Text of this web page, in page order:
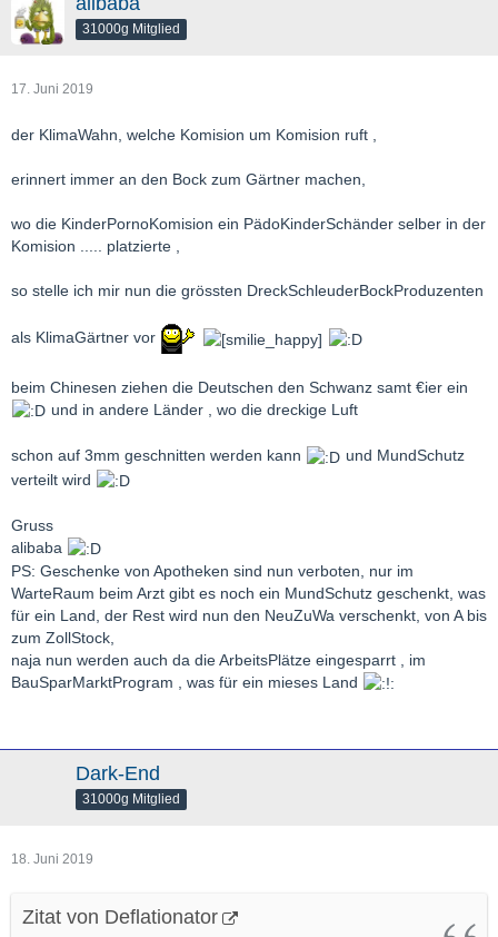
31000g Mitglied
17. Juni 2019
der KlimaWahn, welche Komision um Komision ruft ,
erinnert immer an den Bock zum Gärtner machen,
wo die KinderPornoKomision ein PädoKinderSchänder selber in der
Komision ..... platzierte ,
so stelle ich mir nun die grössten DreckSchleuderBockProduzenten
als KlimaGärtner vor
beim Chinesen ziehen die Deutschen den Schwanz samt €ier ein
und in andere Länder , wo die dreckige Luft
schon auf 3mm geschnitten werden kann
und MundSchutz
verteilt wird
Gruss
alibaba
PS: Geschenke von Apotheken sind nun verboten, nur im
WarteRaum beim Arzt gibt es noch ein MundSchutz geschenkt, was
für ein Land, der Rest wird nun den NeuZuWa verschenkt, von A bis
zum ZollStock,
naja nun werden auch da die ArbeitsPlätze eingesparrt , im
BauSparMarktProgram , was für ein mieses Land
Dark-End
31000g Mitglied
18. Juni 2019
Zitat von Deflationator